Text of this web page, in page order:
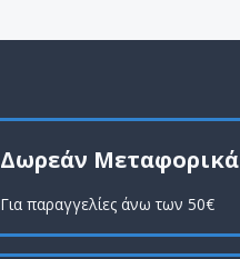
Δωρεάν Μεταφορικά
Για παραγγελίες άνω των 50€